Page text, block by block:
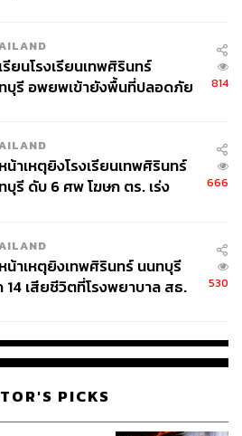
Seller Academy โดยทีมงาน
จกรรมหลักๆ ได้แก่ คลาสเรียน
มือเก๋า, วิธีสร้างคอนเทนต์ดีๆ
ปลี่ยนความรู้”
รียนโรงเรียนเทพศิรินทร์
บุรี อพยพเข้ายังพื้นที่ปลอดภัย
814
น้าเหตุยิงโรงเรียนเทพศิรินทร์
บุรี ดับ 6 ศพ โฆษก ตร. เร่ง
666
น้าเหตุยิงเทพศิรินทร์ นนทบุรี
14 เสียชีวิตที่โรงพยาบาล สธ.
530
PICKS